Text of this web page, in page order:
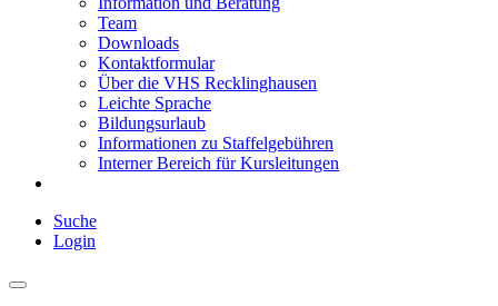
Team
Downloads
Kontaktformular
Über die VHS Recklinghausen
Leichte Sprache
Bildungsurlaub
Informationen zu Staffelgebühren
Interner Bereich für Kursleitungen
Suche
Login